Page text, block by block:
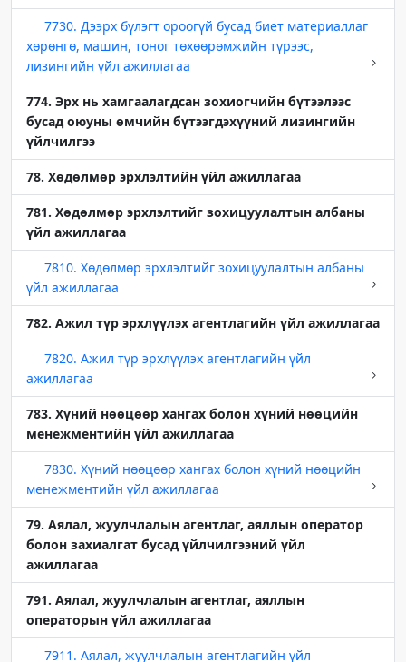
7730. Дээрх бүлэгт ороогүй бусад биет материаллаг
хөрөнгө, машин, тоног төхөөрөмжийн түрээс,
лизингийн үйл ажиллагаа
774. Эрх нь хамгаалагдсан зохиогчийн бүтээлээс
бусад оюуны өмчийн бүтээгдэхүүний лизингийн
үйлчилгээ
78. Хөдөлмөр эрхлэлтийн үйл ажиллагаа
781. Хөдөлмөр эрхлэлтийг зохицуулалтын албаны
үйл ажиллагаа
7810. Хөдөлмөр эрхлэлтийг зохицуулалтын албаны
үйл ажиллагаа
782. Ажил түр эрхлүүлэх агентлагийн үйл ажиллагаа
7820. Ажил түр эрхлүүлэх агентлагийн үйл
ажиллагаа
783. Хүний нөөцөөр хангах болон хүний нөөцийн
менежментийн үйл ажиллагаа
7830. Хүний нөөцөөр хангах болон хүний нөөцийн
менежментийн үйл ажиллагаа
79. Аялал, жуулчлалын агентлаг, аяллын оператор
болон захиалгат бусад үйлчилгээний үйл
ажиллагаа
791. Аялал, жуулчлалын агентлаг, аяллын
операторын үйл ажиллагаа
7911. Аялал, жуулчлалын агентлагийн үйл